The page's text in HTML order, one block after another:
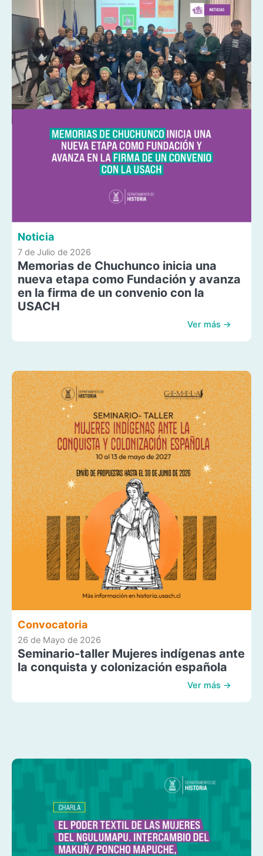
Noticia
7 de Julio de 2026
Memorias de Chuchunco inicia una
nueva etapa como Fundación y avanza
en la firma de un convenio con la
USACH
Ver más →
Convocatoria
26 de Mayo de 2026
Seminario-taller Mujeres indígenas ante
la conquista y colonización española
Ver más →